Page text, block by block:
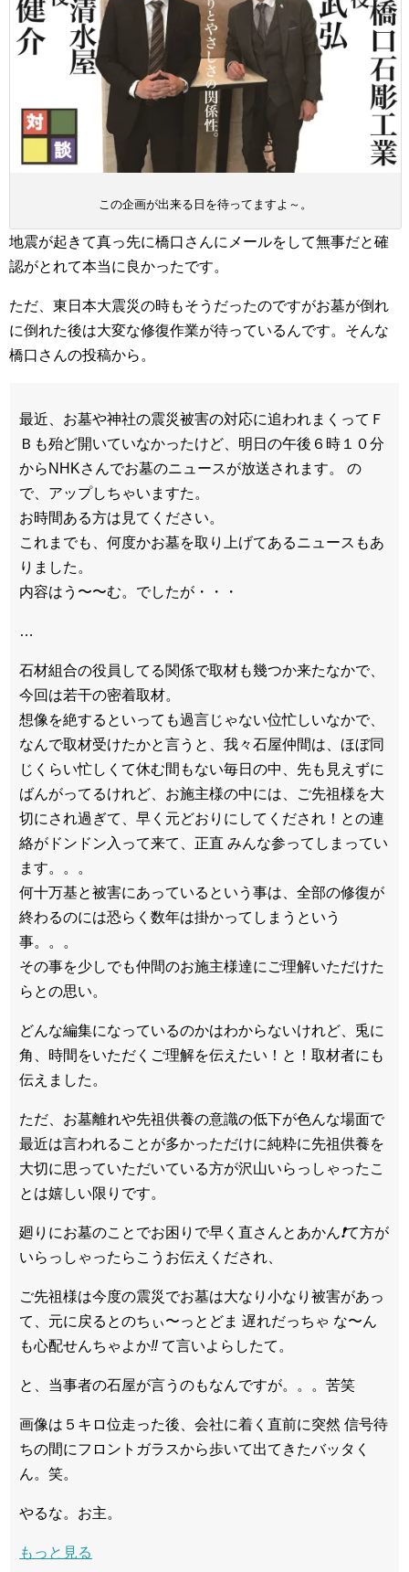
この企画が出来る日を待ってますよ～。
地震が起きて真っ先に橋口さんにメールをして無事だと確
認がとれて本当に良かったです。
ただ、東日本大震災の時もそうだったのですがお墓が倒れ
に倒れた後は大変な修復作業が待っているんです。そんな
橋口さんの投稿から。
最近、お墓や神社の震災被害の対応に追われまくってＦ
Ｂも殆ど開いていなかったけど、明日の午後６時１０分
からNHKさんでお墓のニュースが放送されます。 の
で、アップしちゃいますた。
お時間ある方は見てください。
これまでも、何度かお墓を取り上げてあるニュースもあ
りました。
内容はう〜〜む。でしたが・・・
…
石材組合の役員してる関係で取材も幾つか来たなかで、
今回は若干の密着取材。
想像を絶するといっても過言じゃない位忙しいなかで、
なんで取材受けたかと言うと、我々石屋仲間は、ほぼ同
じくらい忙しくて休む間もない毎日の中、先も見えずに
ばんがってるけれど、お施主様の中には、ご先祖様を大
切にされ過ぎて、早く元どおりにしてくだされ！との連
絡がドンドン入って来て、正直 みんな参ってしまってい
ます。。。
何十万基と被害にあっているという事は、全部の修復が
終わるのには恐らく数年は掛かってしまうという
事。。。
その事を少しでも仲間のお施主様達にご理解いただけた
らとの思い。
どんな編集になっているのかはわからないけれど、兎に
角、時間をいただくご理解を伝えたい！と！取材者にも
伝えました。
ただ、お墓離れや先祖供養の意識の低下が色んな場面で
最近は言われることが多かっただけに純粋に先祖供養を
大切に思っていただいている方が沢山いらっしゃったこ
とは嬉しい限りです。
廻りにお墓のことでお困りで早く直さんとあかん❗️て方が
いらっしゃったらこうお伝えくだされ、
ご先祖様は今度の震災でお墓は大なり小なり被害があっ
て、元に戻るとのちぃ〜っとどま 遅れだっちゃ な〜ん
も心配せんちゃよか‼️ て言いよらしたて。
と、当事者の石屋が言うのもなんですが。。。苦笑
画像は５キロ位走った後、会社に着く直前に突然 信号待
ちの間にフロントガラスから歩いて出てきたバッタく
ん。笑。
やるな。お主。
もっと見る